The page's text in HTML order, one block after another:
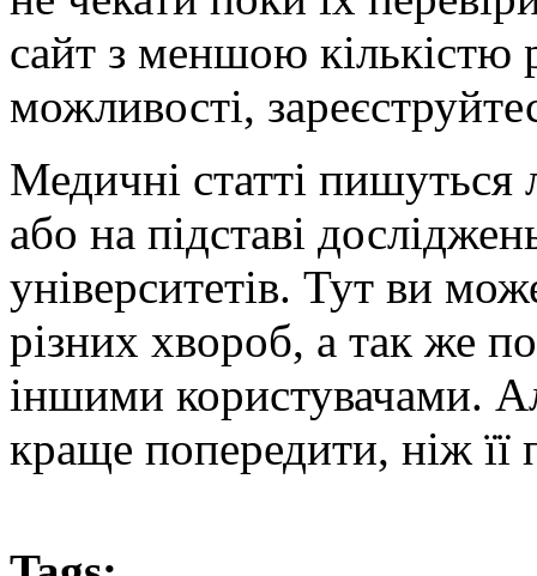
сайт з меншою кількістю
можливості,
Медичні статті пишуться
або на підставі
університетів. Тут ви
різних хвороб, а так же
іншими користувачами.
краще попередити, ніж її